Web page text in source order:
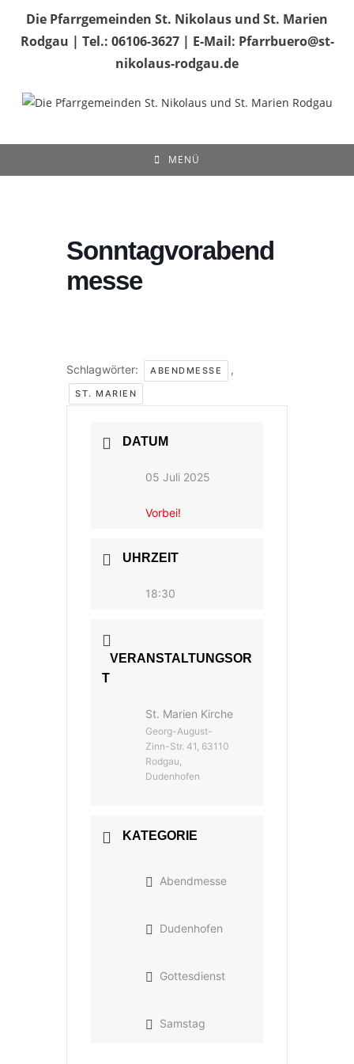
Inhalt
springen
Die Pfarrgemeinden St. Nikolaus und St. Marien
Rodgau | Tel.: 06106-3627 | E-Mail: Pfarrbuero@st-
nikolaus-rodgau.de
MENÜ
Sonntagvorabend
messe
Schlagwörter: ABENDMESSE ,
ST. MARIEN
DATUM
05 Juli 2025
Vorbei!
UHRZEIT
18:30
VERANSTALTUNGSOR
T
St. Marien Kirche
Georg-August-
Zinn-Str. 41, 63110
Rodgau,
Dudenhofen
KATEGORIE
Abendmesse
Dudenhofen
Gottesdienst
Samstag